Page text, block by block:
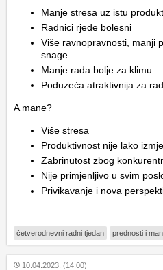
Manje stresa uz istu
Radnici rjeđe bolesni
Više ravnopravnosti, manji
snage
Manje rada bolje za klimu
Poduzeća atraktivnija za
A mane?
Više stresa
Produktivnost nije lako
Zabrinutost zbog
Nije primjenljivo u svim
Privikavanje i nova
četverodnevni radni tjedan prednosti i
10.04.2023. (14:00)